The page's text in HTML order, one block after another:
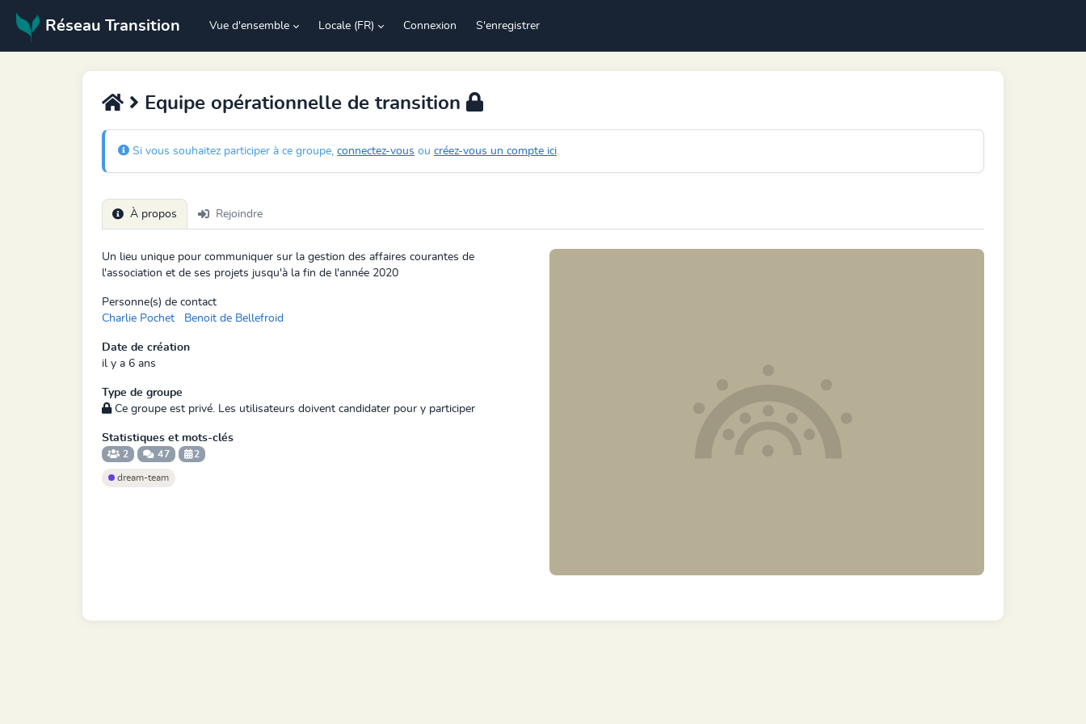
Réseau Transition Vue d'ensemble Locale (FR) Connexion S'enregistrer
Equipe opérationnelle de transition
Si vous souhaitez participer à ce groupe, connectez-vous ou créez-vous un compte ici.
À propos Rejoindre
Un lieu unique pour communiquer sur la gestion des affaires courantes de
l'association et de ses projets jusqu'à la fin de l'année 2020
Personne(s) de contact
Charlie Pochet
Benoit de Bellefroid
Date de création
il y a 6 ans
Type de groupe
Ce groupe est privé. Les utilisateurs doivent candidater pour y participer
Statistiques et mots-clés
2 47 2
dream-team